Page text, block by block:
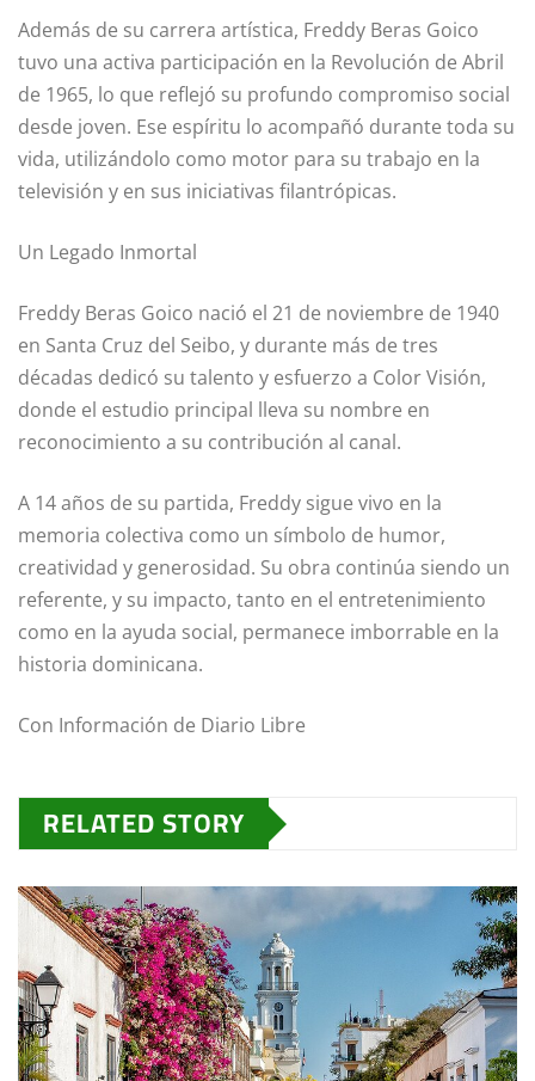
Además de su carrera artística, Freddy Beras Goico
tuvo una activa participación en la Revolución de Abril
de 1965, lo que reflejó su profundo compromiso social
desde joven. Ese espíritu lo acompañó durante toda su
vida, utilizándolo como motor para su trabajo en la
televisión y en sus iniciativas filantrópicas.
Un Legado Inmortal
Freddy Beras Goico nació el 21 de noviembre de 1940
en Santa Cruz del Seibo, y durante más de tres
décadas dedicó su talento y esfuerzo a Color Visión,
donde el estudio principal lleva su nombre en
reconocimiento a su contribución al canal.
A 14 años de su partida, Freddy sigue vivo en la
memoria colectiva como un símbolo de humor,
creatividad y generosidad. Su obra continúa siendo un
referente, y su impacto, tanto en el entretenimiento
como en la ayuda social, permanece imborrable en la
historia dominicana.
Con Información de Diario Libre
RELATED STORY